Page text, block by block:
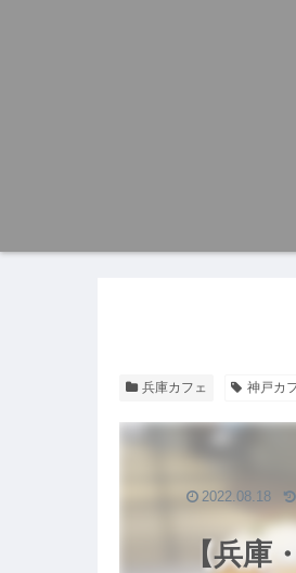
兵庫カフェ 神戸カ
【兵庫
2022.08.18